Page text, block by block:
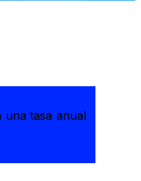
una tasa anual